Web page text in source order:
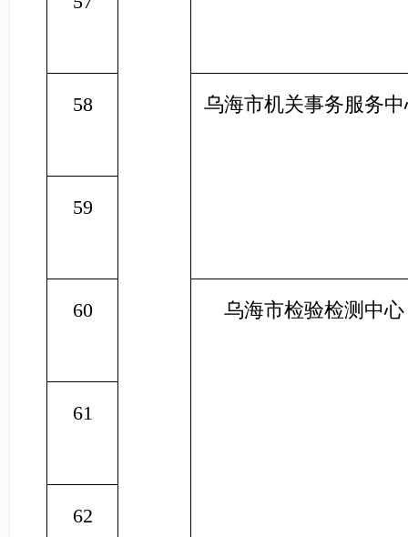
58 乌海市机关事务服务
59
60 乌海市检验检测中心
61
62